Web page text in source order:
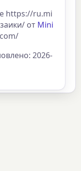
https://ru.mi
от Mini
2026-